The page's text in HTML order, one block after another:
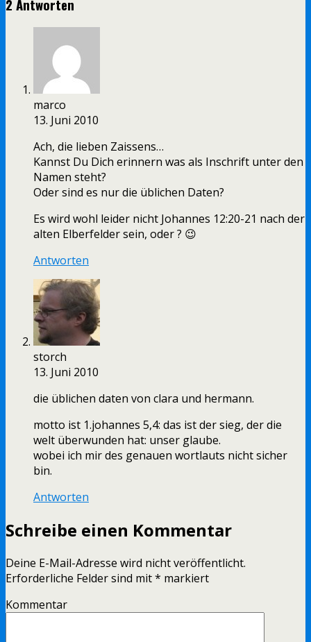
2 Antworten
marco
13. Juni 2010
Ach, die lieben Zaissens…
Kannst Du Dich erinnern was als Inschrift unter den
Namen steht?
Oder sind es nur die üblichen Daten?
Es wird wohl leider nicht Johannes 12:20-21 nach der
alten Elberfelder sein, oder ? 😉
Antworten
storch
13. Juni 2010
die üblichen daten von clara und hermann.
motto ist 1.johannes 5,4: das ist der sieg, der die
welt überwunden hat: unser glaube.
wobei ich mir des genauen wortlauts nicht sicher
bin.
Antworten
Schreibe einen Kommentar
Deine E-Mail-Adresse wird nicht veröffentlicht.
Erforderliche Felder sind mit* markiert
Kommentar